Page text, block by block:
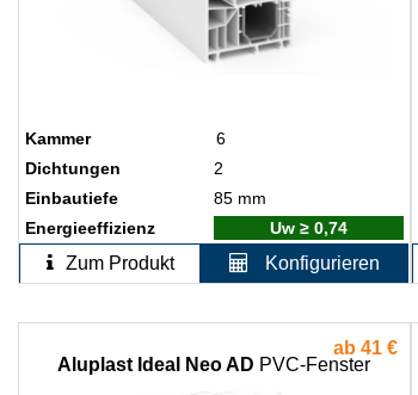
Kammer
6
Dichtungen
2
Einbautiefe
85 mm
Energieeffizienz
Uw ≥ 0,74
Zum Produkt Konfigurieren
ab 41 €
Aluplast Ideal Neo AD PVC-Fenster